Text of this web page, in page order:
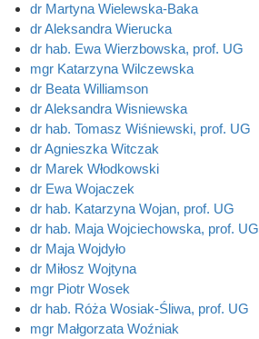
dr Martyna Wielewska-Baka
dr Aleksandra Wierucka
dr hab. Ewa Wierzbowska, prof. UG
mgr Katarzyna Wilczewska
dr Beata Williamson
dr Aleksandra Wisniewska
dr hab. Tomasz Wiśniewski, prof. UG
dr Agnieszka Witczak
dr Marek Włodkowski
dr Ewa Wojaczek
dr hab. Katarzyna Wojan, prof. UG
dr hab. Maja Wojciechowska, prof. UG
dr Maja Wojdyło
dr Miłosz Wojtyna
mgr Piotr Wosek
dr hab. Róża Wosiak-Śliwa, prof. UG
mgr Małgorzata Woźniak